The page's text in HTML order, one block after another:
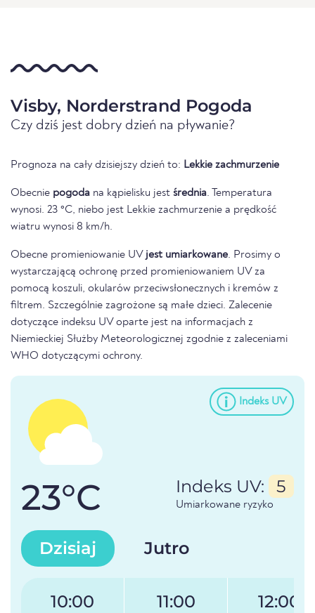
Visby, Norderstrand Pogoda
Czy dziś jest dobry dzień na pływanie?
Prognoza na cały dzisiejszy dzień to: Lekkie zachmurzenie
Obecnie pogoda na kąpielisku jest średnia. Temperatura
wynosi. 23 °C, niebo jest Lekkie zachmurzenie a prędkość
wiatru wynosi 8 km/h.
Obecne promieniowanie UV jest umiarkowane. Prosimy o
wystarczającą ochronę przed promieniowaniem UV za
pomocą koszuli, okularów przeciwsłonecznych i kremów z
filtrem. Szczególnie zagrożone są małe dzieci. Zalecenie
dotyczące indeksu UV oparte jest na informacjach z
Niemieckiej Służby Meteorologicznej zgodnie z zaleceniami
WHO dotyczącymi ochrony.
Indeks UV
23°C Indeks UV: 5
Umiarkowane ryzyko
Dzisiaj Jutro
10:00 11:00 12:00